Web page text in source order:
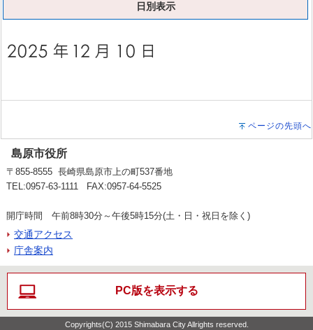
日別表示
ページの先頭へ
島原市役所
〒855-8555 長崎県島原市上の町537番地
TEL:0957-63-1111 FAX:0957-64-5525
開庁時間 午前8時30分～午後5時15分(土・日・祝日を除く)
交通アクセス
庁舎案内
PC版を表示する
Copyrights(C) 2015 Shimabara City Allrights reserved.